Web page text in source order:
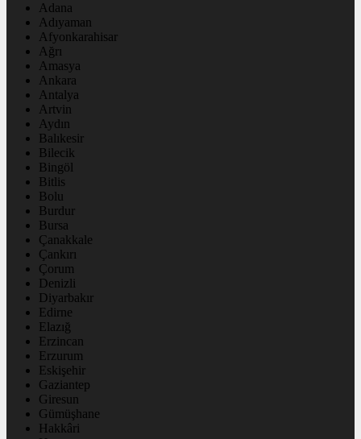
Adana
Adıyaman
Afyonkarahisar
Ağrı
Amasya
Ankara
Antalya
Artvin
Aydın
Balıkesir
Bilecik
Bingöl
Bitlis
Bolu
Burdur
Bursa
Çanakkale
Çankırı
Çorum
Denizli
Diyarbakır
Edirne
Elazığ
Erzincan
Erzurum
Eskişehir
Gaziantep
Giresun
Gümüşhane
Hakkâri